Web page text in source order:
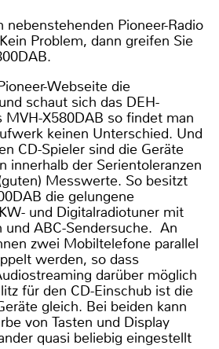
nebenstehenden Pioneer-Radio
Problem, dann greifen Sie
Webseite die
schaut sich das DEH-
MVH-X580DAB so findet man
keinen Unterschied. Und
CD-Spieler sind die Geräte
innerhalb der Serientoleranzen
Messwerte. So besitzt
die gelungene
und Digitalradiotuner mit
und ABC-Sendersuche. An
zwei Mobiltelefone parallel
werden, so dass
darüber möglich
für den CD-Einschub ist die
gleich. Bei beiden kann
von Tasten und Display
quasi beliebig eingestellt